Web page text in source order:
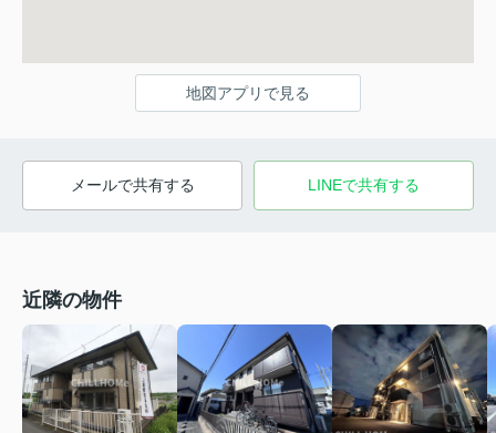
地図アプリで見る
メールで共有する LINEで共有する
近隣の物件